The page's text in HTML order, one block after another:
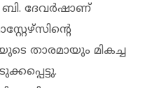
ബി. ദേവർഷാണ്
താരമായും മികച്ച